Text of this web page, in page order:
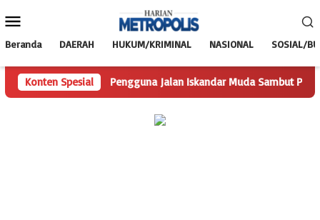
ke
Mobile
Beranda DAERAH HUKUM/KRIMINAL NASIONAL SOSIAL/
Konten SpesialPengguna Jalan Iskandar Muda Sambut Positif